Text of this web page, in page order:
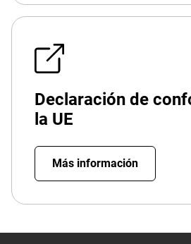
Declaración de
la UE
Más información